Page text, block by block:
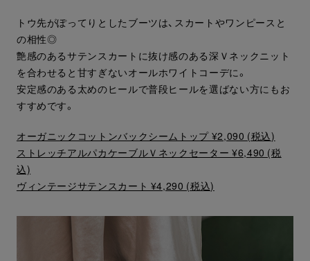
トウ先がぽってりとしたブーツは、スカートやワンピースと
の相性◎
艶感のあるサテンスカートに抜け感のある深Ｖネックニット
を合わせると甘すぎないオールホワイトコーデに。
安定感のある太めのヒールで普段ヒールを選ばない方にもお
すすめです。
オーガニックコットンバックシームトップ ¥2,090 (税込)
ストレッチアルパカケーブルＶネックセーター ¥6,490 (税
込)
ヴィンテージサテンスカート ¥4,290 (税込)